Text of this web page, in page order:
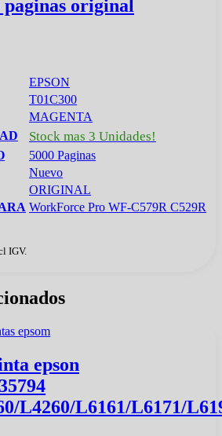
paginas original
EPSON
T01C300
MAGENTA
Stock mas 3 Unidades!
5000 Paginas
Nuevo
ORIGINAL
WorkForce Pro WF-C579R C529R
IGV.
epsom
epson
L4260/L6161/L6171/